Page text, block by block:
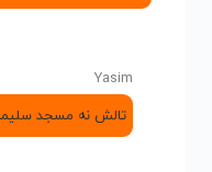
Yasim
تالش نه مسجد